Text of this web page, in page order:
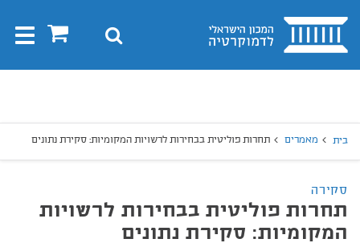
בית 0 חיפוש
בית מאמרים תחרות פוליטית בבחירות לרשויות המקומיות: סקירת נתונים
סקירה
תחרות פוליטית בבחירות לרשויות
המקומיות: סקירת נתונים